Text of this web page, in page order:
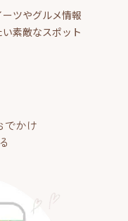
ツやグルメ情報
素敵なスポット
でかけ